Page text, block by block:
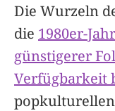
Die Wurzeln
die 1980er-
günstigerer
Verfügbarkeit